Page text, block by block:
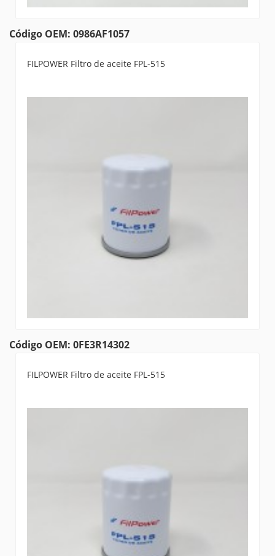
Código OEM: 0986AF1057
FILPOWER Filtro de aceite FPL-515
Código OEM: 0FE3R14302
FILPOWER Filtro de aceite FPL-515